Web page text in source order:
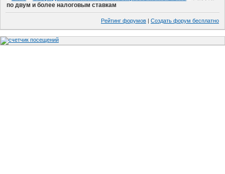
по двум и более налоговым ставкам
Рейтинг форумов Создать форум бесплатно